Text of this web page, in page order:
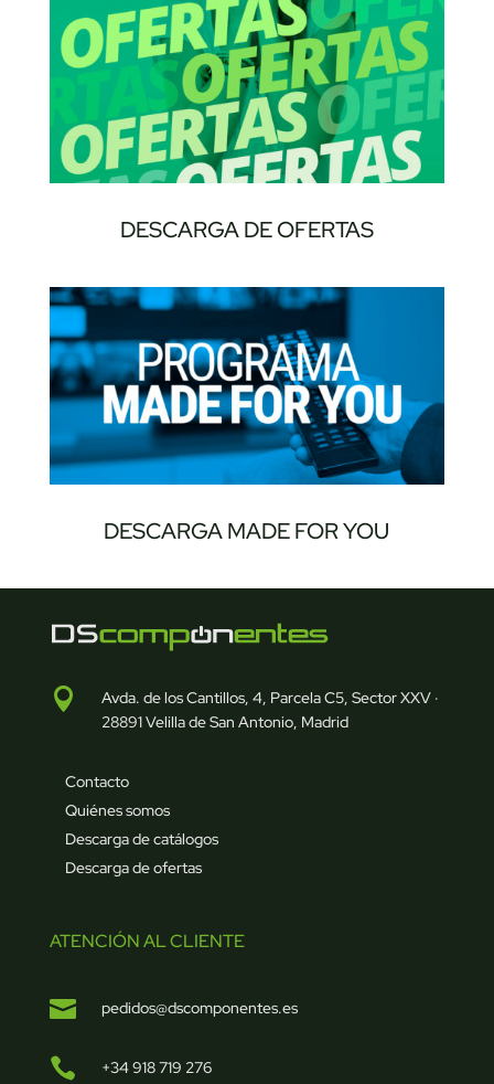
DESCARGA DE OFERTAS
DESCARGA MADE FOR YOU

Avda. de los Cantillos, 4, Parcela C5, Sector XXV ·
28891 Velilla de San Antonio, Madrid
Contacto
Quiénes somos
Descarga de catálogos
Descarga de ofertas
ATENCIÓN AL CLIENTE
 pedidos@dscomponentes.es
 +34 918 719 276